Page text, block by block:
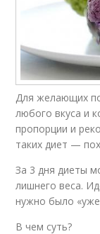
Для желающих
любого вкуса и
пропорции и
таких диет —
За 3 дня диеты
лишнего веса.
нужно было «уже
В чем суть?